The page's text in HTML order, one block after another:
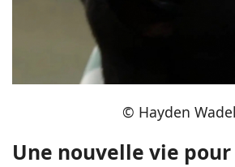
© Hayden
Une nouvelle vie